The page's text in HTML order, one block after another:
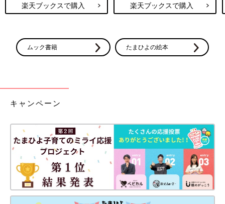
楽天ブックスで購入 楽天ブックスで購入
ムック書籍 たまひよの絵本
キャンペーン